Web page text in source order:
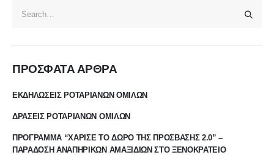
ΠΡΟΣΦΑΤΑ ΑΡΘΡΑ
ΕΚΔΗΛΩΣΕΙΣ ΡΟΤΑΡΙΑΝΩΝ ΟΜΙΛΩΝ
ΔΡΑΣΕΙΣ ΡΟΤΑΡΙΑΝΩΝ ΟΜΙΛΩΝ
ΠΡΟΓΡΑΜΜΑ “ΧΑΡΙΣΕ ΤΟ ΔΩΡΟ ΤΗΣ ΠΡΟΣΒΑΣΗΣ 2.0” –
ΠΑΡΑΔΟΣΗ ΑΝΑΠΗΡΙΚΩΝ ΑΜΑΞΙΔΙΩΝ ΣΤΟ ΞΕΝΟΚΡΑΤΕΙΟ